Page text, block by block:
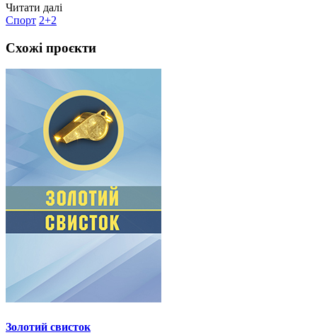
Читати далі
Спорт 2+2
Схожі проєкти
Золотий свисток